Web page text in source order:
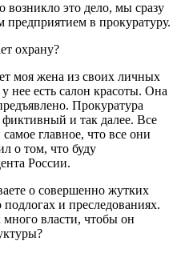
возникло это дело, мы сразу
в прокуратуру.
охрану?
моя жена из своих личных
нее есть салон красоты. Она
Прокуратура
фиктивный и так далее. Все
главное, что все они
о том, что буду
России.
о совершенно жутких
и преследованиях.
много власти, чтобы он